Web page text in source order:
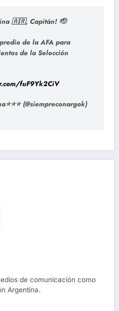
🇦🇷, Capitán! 🫡
de la AFA para
de la Selección
fuF9Yk2CiV
(@siempreconargok)
de comunicación como
Argentina.